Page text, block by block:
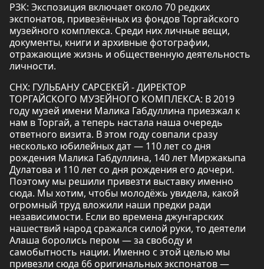
РЗК: Экспозиция включает около 70 редких
экспонатов, привезённых из фондов Торгайского
музейного комплекса. Среди них личные вещи,
документы, книги и архивные фотографии,
отражающие жизнь и общественную деятельность
личности.
СНХ: ГУЛЬБАНУ САРСЕКЕЙ - ДИРЕКТОР
ТОРГАЙСКОГО МУЗЕЙНОГО КОМПЛЕКСА: В 2019
году музей имени Малика Габдуллина приезжал к
нам в Торгай, а теперь настала наша очередь
ответного визита. В этом году совпали сразу
несколько юбилейных дат — 110 лет со дня
рождения Малика Габдуллина, 140 лет Миржакыпа
Дулатова и 110 лет со дня рождения его дочери.
Поэтому мы решили привезти выставку именно
сюда. Мы хотим, чтобы молодёжь увидела, какой
огромный труд вложили наши предки ради
независимости. Если во времена джунгарских
нашествий народ сражался силой руки, то деятели
Алаша боролись пером — за свободу и
самобытность нации. Именно с этой целью мы
привезли сюда 66 оригинальных экспонатов —